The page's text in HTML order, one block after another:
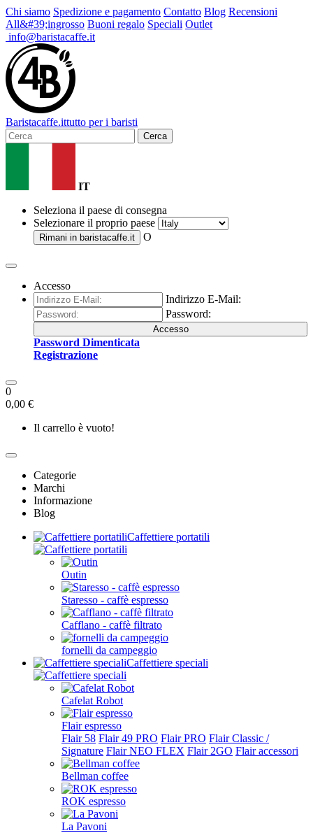
Chi siamo Spedizione e pagamento Contatto Blog Recensioni
All&#39;ingrosso Buoni regalo Speciali Outlet
info@baristacaffe.it
Baristacaffe.ittutto per i baristi
Cerca
IT
Seleziona il paese di consegna
Selezionare il proprio paese
Rimani in baristacaffe.it O
Accesso
Indirizzo E-Mail:
Password:
Accesso
Password Dimenticata
Registrazione
0
0,00 €
Il carrello è vuoto!
Categorie
Marchi
Informazione
Blog
Caffettiere portatili
Outin
Staresso - caffè espresso
Cafflano - caffè filtrato
fornelli da campeggio
Caffettiere speciali
Cafelat Robot
Flair espresso
Flair 58 Flair 49 PRO Flair PRO Flair Classic /
Signature Flair NEO FLEX Flair 2GO Flair accessori
Bellman coffee
ROK espresso
La Pavoni